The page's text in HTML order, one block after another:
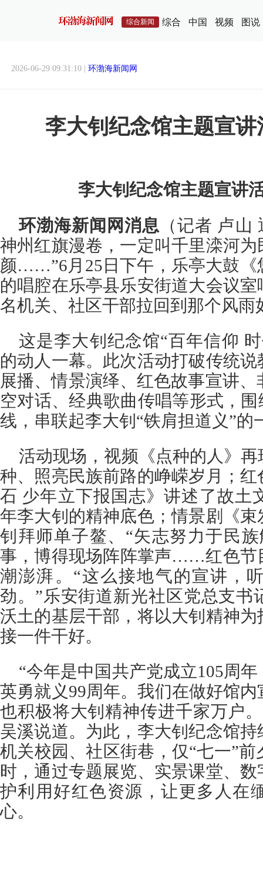
综合新闻 综合 中国 视频 图说
2026-06-29 09:31:10 | 环渤海新闻网
李大钊纪念馆主题宣
李大钊纪念馆主题宣讲
环渤海新闻网消息 （记者 卢
神州红旗漫卷，一定叫千里滦河
颜……”6月25日下午，乐亭大鼓《
的唱腔在乐亭县乐安街道大会议
名机关、社区干部拉回到那个风雨
这是李大钊纪念馆“百年信仰
的动人一幕。此次活动打破传统
展播、情景演绎、红色故事宣讲
空对话、经典歌曲传唱等形式，
线，串联起李大钊“铁肩担道义”的
活动现场，视频《点种的人》
种、照亮民族前路的峥嵘岁月；
石 少年立下报国志》讲述了故土
年李大钊的精神底色；情景剧《
钊拜师单子鳌、“矢志努力于民
事，博得现场阵阵掌声……红色节
潮澎湃。“这么接地气的宣讲，
劲。”乐安街道新光社区党总支书
沃土的基层干部，将以大钊精神
接一件干好。
“今年是中国共产党成立105周
英勇就义99周年。我们在做好馆
也积极将大钊精神传进千家万户
吴溪说道。为此，李大钊纪念馆
机关校园、社区街巷，仅“七一”
时，通过专题展览、实景课堂、
护利用好红色资源，让更多人在
心。